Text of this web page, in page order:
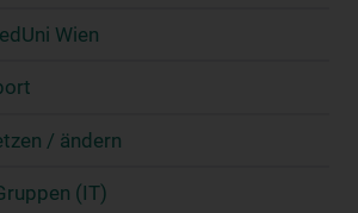
Wien
/ ändern
(IT)